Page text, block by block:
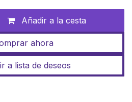
Añadir a la cesta
ahora
a lista de deseos